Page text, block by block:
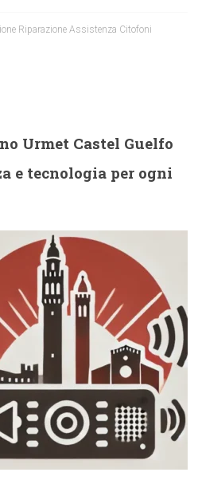
Riparazione Assistenza Citofoni
Urmet Castel Guelfo
e tecnologia per ogni